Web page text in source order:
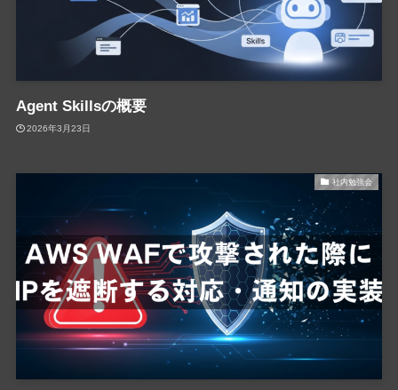
Agent Skillsの概要
2026年3月23日
社内勉強会